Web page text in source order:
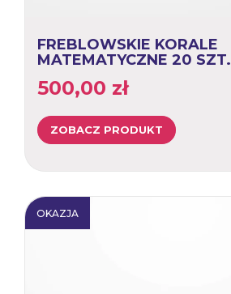
FREBLOWSKIE KORALE
MATEMATYCZNE 20 SZT.
500,00 zł
ZOBACZ PRODUKT
OKAZJA